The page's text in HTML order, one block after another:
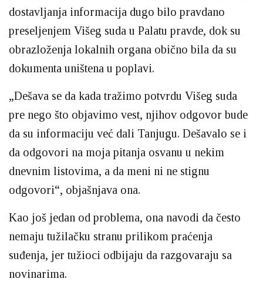
dostavljanja informacija dugo bilo pravdano
preseljenjem Višeg suda u Palatu pravde, dok su
obrazloženja lokalnih organa obično bila da su
dokumenta uništena u poplavi.
„Dešava se da kada tražimo potvrdu Višeg suda
pre nego što objavimo vest, njihov odgovor bude
da su informaciju već dali Tanjugu. Dešavalo se i
da odgovori na moja pitanja osvanu u nekim
dnevnim listovima, a da meni ni ne stignu
odgovori“, objašnjava ona.
Kao još jedan od problema, ona navodi da često
nemaju tužilačku stranu prilikom praćenja
suđenja, jer tužioci odbijaju da razgovaraju sa
novinarima.